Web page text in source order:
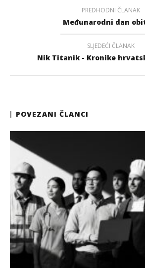
PREDHODNI ČLANAK
Međunarodni dan
SLJEDEĆI ČLANAK
Nik Titanik - Kronike
POVEZANI ČLANCI